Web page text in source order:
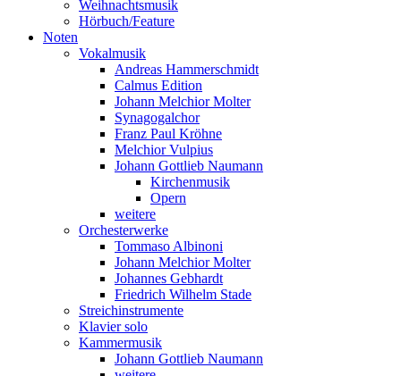
Weihnachtsmusik
Hörbuch/Feature
Noten
Vokalmusik
Andreas Hammerschmidt
Calmus Edition
Johann Melchior Molter
Synagogalchor
Franz Paul Kröhne
Melchior Vulpius
Johann Gottlieb Naumann
Kirchenmusik
Opern
weitere
Orchesterwerke
Tommaso Albinoni
Johann Melchior Molter
Johannes Gebhardt
Friedrich Wilhelm Stade
Streichinstrumente
Klavier solo
Kammermusik
Johann Gottlieb Naumann